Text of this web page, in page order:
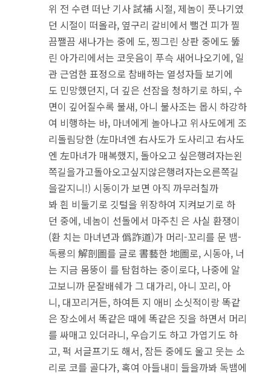
위 전 수련 떠난 기사 試補 시절, 제놈이 풋나기였
던 시절이 떠올라, 옆구리 갈비에서 뻘건 피가 찔
끔쨀끔 새나가는 중에 도, 찡그린 상판 중에도 뚫
린 아가리에서는 코웃음이 푸슥 새어나오기에, 일
관 근엄한 표정으로 참배하는 열성자들 보기에
도 민망했던지, 더 깊은 선잠을 청하기로 하되, 수
면이 깊어질수록 불새, 아니 불사조는 몹시 하강하
여 비행하는 바, 마녀에게 놀아나고 위사도에게 조
리돌림당한 (左마녀엔 右사도가 도사리고 右사도
엔 左마녀가 매복했지, 돌아오고 싶은행려자는왼
쪽길을가고돌아오고싶지않은행려자는오른쪽길
을갈지니!) 시동이가 보면 아직 까무러칠까
봐 흰 비둘기로 깃털을 위장하여 지켜보기로 하
던 중에, 네놈이 선돌에서 마주친 은 사실 환쟁이
(환 치는 마녀년과 僞詐道)가 머리-꼬리를 문 뱀-
독룡의 解剖圖를 글로 書藝한 地圖로, 시동아, 너
는 지금 몸뚱이 를 탐험하는 중이로다, 나중에 알
고보니까 문잘배쉐가 그 대가리, 아니 꼬리, 아
니, 대꼬리거든, 하여튼 지 애비 소싯적이랑 똑같
은 장소에서 똑같은 때에 똑같은 짓을 하면서 머리
를 싸매고 있더라니, 우습기도 하고 가엽기도 하
고, 퍽 서글프기도 해서, 잠든 중에도 울고 웃는 소
리로 코를 골다가, 혹여 아들내미 들을까봐 독뱀에